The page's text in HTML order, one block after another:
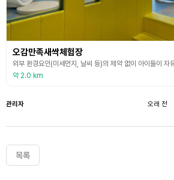
오감만족새싹체험장
약 2.0 km
관리자 오래 전
목록